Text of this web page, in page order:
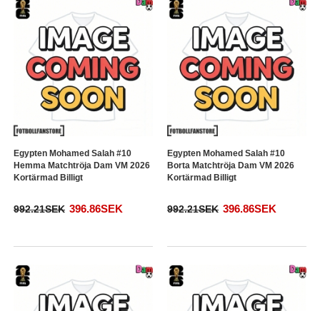
Egypten Mohamed Salah #10
Hemma Matchtröja Dam VM 2026
Kortärmad Billigt
992.21SEK 396.86SEK
Egypten Mohamed Salah #10
Borta Matchtröja Dam VM 2026
Kortärmad Billigt
992.21SEK 396.86SEK